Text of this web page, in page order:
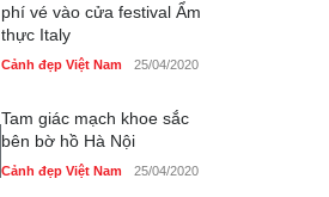
phí vé vào cửa festival Ẩm
thực Italy
Cảnh đẹp Việt Nam 25/04/2020
Tam giác mạch khoe sắc
bên bờ hồ Hà Nội
Cảnh đẹp Việt Nam 25/04/2020